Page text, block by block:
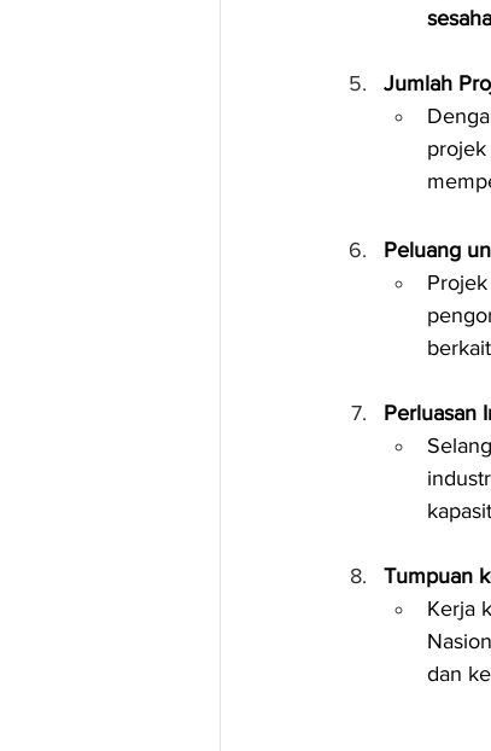
Jumlah
Peluang
Perluasan
Tumpuan
Kerja
dan